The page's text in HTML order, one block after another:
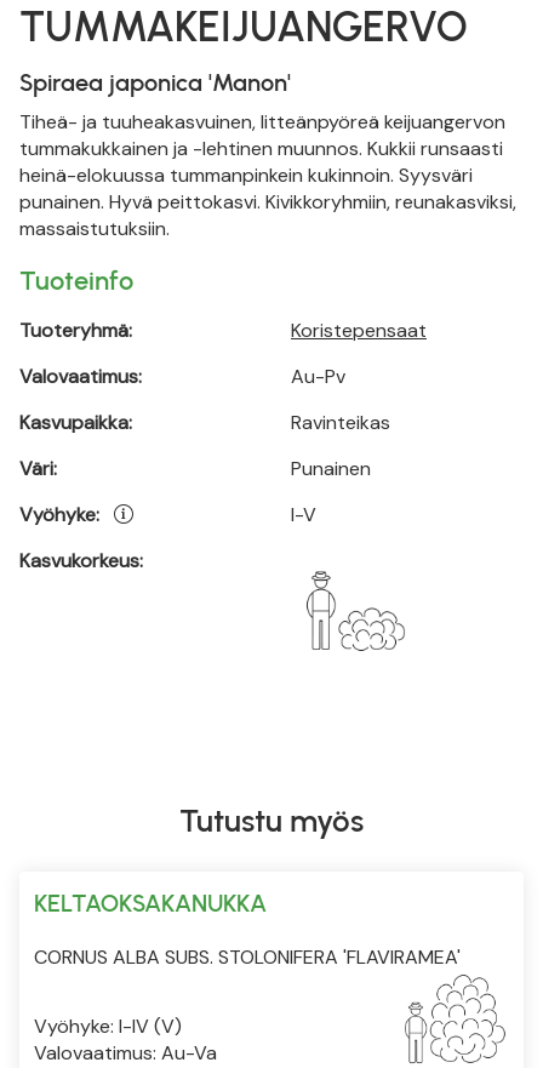
TUMMAKEIJUANGERVO
Spiraea japonica 'Manon'
Tiheä- ja tuuheakasvuinen, litteänpyöreä keijuangervon
tummakukkainen ja -lehtinen muunnos. Kukkii runsaasti
heinä-elokuussa tummanpinkein kukinnoin. Syysväri
punainen. Hyvä peittokasvi. Kivikkoryhmiin, reunakasviksi,
massaistutuksiin.
Tuoteinfo
Tuoteryhmä:
Valovaatimus:
Kasvupaikka:
Väri:
Vyöhyke:
Kasvukorkeus:
Koristepensaat
Au-Pv
Ravinteikas
Punainen
I-V
Tutustu myös
KELTAOKSAKANUKKA
CORNUS ALBA SUBS. STOLONIFERA 'FLAVIRAMEA'
Vyöhyke: I-IV (V)
Valovaatimus: Au-Va